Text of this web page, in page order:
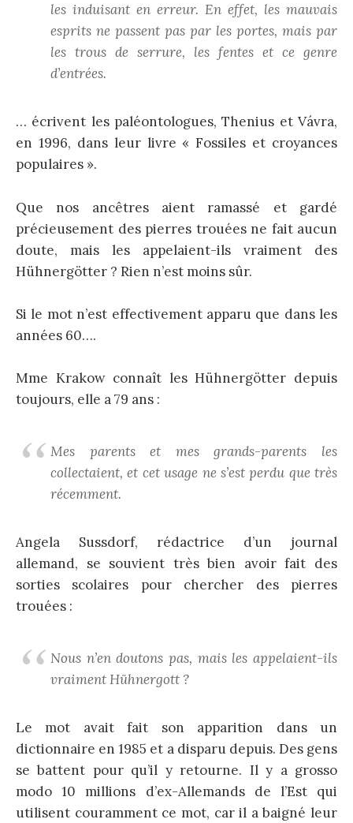
les induisant en erreur. En effet, les mauvais
esprits ne passent pas par les portes, mais par
les trous de serrure, les fentes et ce genre
d’entrées.
… écrivent les paléontologues, Thenius et Vávra,
en 1996, dans leur livre « Fossiles et croyances
populaires ».
Que nos ancêtres aient ramassé et gardé
précieusement des pierres trouées ne fait aucun
doute, mais les appelaient-ils vraiment des
Hühnergötter ? Rien n’est moins sûr.
Si le mot n’est effectivement apparu que dans les
années 60….
Mme Krakow connaît les Hühnergötter depuis
toujours, elle a 79 ans :
Mes parents et mes grands-parents les
collectaient, et cet usage ne s’est perdu que très
récemment.
Angela Sussdorf, rédactrice d’un journal
allemand, se souvient très bien avoir fait des
sorties scolaires pour chercher des pierres
trouées :
Nous n’en doutons pas, mais les appelaient-ils
vraiment Hühnergott ?
Le mot avait fait son apparition dans un
dictionnaire en 1985 et a disparu depuis. Des gens
se battent pour qu’il y retourne. Il y a grosso
modo 10 millions d’ex-Allemands de l’Est qui
utilisent couramment ce mot, car il a baigné leur